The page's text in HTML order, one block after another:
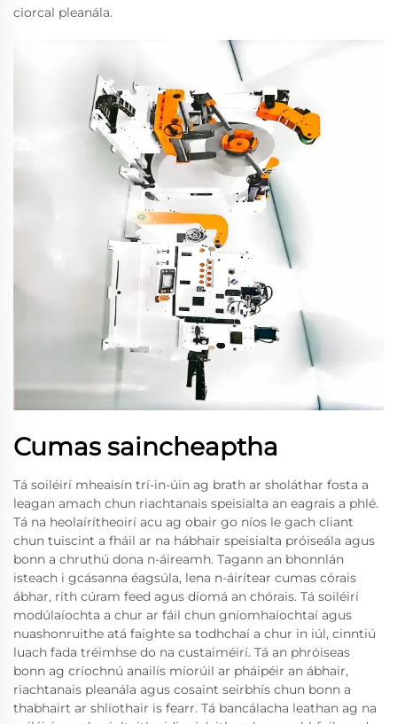
ciorcal pleanála.
Cumas saincheaptha
Tá soiléirí mheaisín trí-in-úin ag brath ar sholáthar fosta a
leagan amach chun riachtanais speisialta an eagrais a phlé.
Tá na heolaírítheoirí acu ag obair go níos le gach cliant
chun tuiscint a fháil ar na hábhair speisialta próiseála agus
bonn a chruthú dona n-áireamh. Tagann an bhonnlán
isteach i gcásanna éagsúla, lena n-áirítear cumas córais
ábhar, rith cúram feed agus díomá an chórais. Tá soiléirí
modúlaíochta a chur ar fáil chun gníomhaíochtaí agus
nuashonruithe atá faighte sa todhchaí a chur in iúl, cinntiú
luach fada tréimhse do na custaiméirí. Tá an phróiseas
bonn ag críochnú anailís míorúil ar pháipéir an ábhair,
riachtanais pleanála agus cosaint seirbhís chun bonn a
thabhairt ar shlíothair is fearr. Tá bancálacha leathan ag na